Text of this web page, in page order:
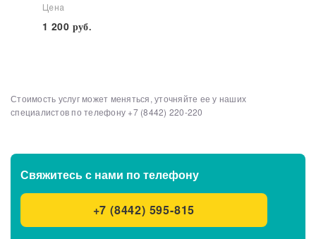
Цена
1 200 руб.
Выберите клинику Списком
Клинико-диагностические центры
Клиника МЕДСИ-ДИАЛАЙН, б-р 30-летия
Стоимость услуг может меняться, уточняйте ее у наших
специалистов по телефону +7 (8442) 220-220
Свяжитесь с нами по телефону
+7 (8442) 595-815